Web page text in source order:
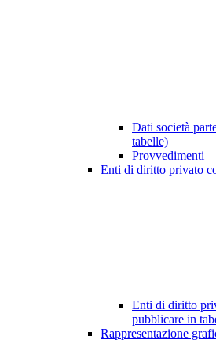
Dati società
tabelle)
Provvedimenti
Enti di diritto privato
Enti di diritto
pubblicare in
Rappresentazione